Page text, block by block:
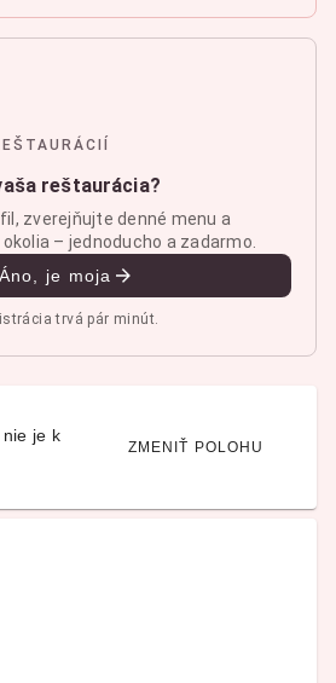
reštaurácia?
zverejňujte denné menu a
– jednoducho a zadarmo.
Áno, je moja
trvá pár minút.
je k
ZMENIŤ POLOHU